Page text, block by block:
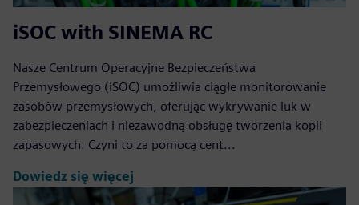
iSOC with SINEMA RC
Nasze Centrum Operacyjne Bezpieczeństwa
Przemysłowego (iSOC) umożliwia ciągłe monitorowanie
zasobów przemysłowych, oferując wykrywanie luk w
zabezpieczeniach i niezawodną obsługę tworzenia kopii
zapasowych. Czyni to za pomocą cent...
Dowiedz się więcej